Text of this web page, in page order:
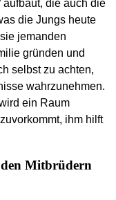
aufbaut, die auch die
die Jungs heute
jemanden
gründen und
selbst zu achten,
wahrzunehmen.
ein Raum
ihm hilft
den Mitbrüdern